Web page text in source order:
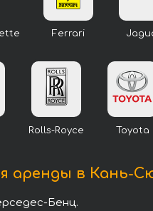
Ferrari
Rolls-Royce Toyota
аренды в Кань-
Бенц.